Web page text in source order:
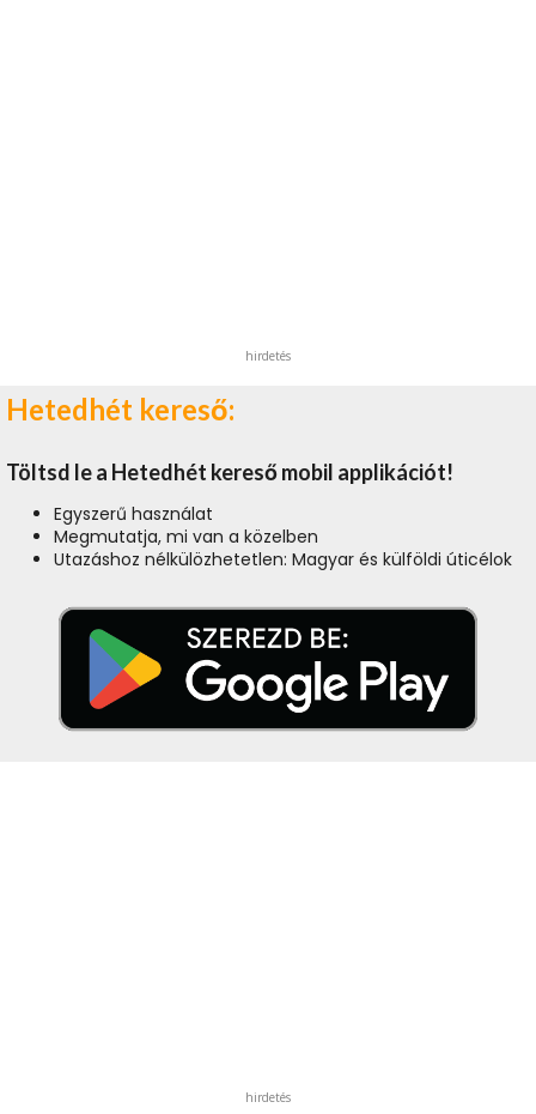
hirdetés
Hetedhét kereső:
Töltsd le a Hetedhét kereső mobil applikációt!
Egyszerű használat
Megmutatja, mi van a közelben
Utazáshoz nélkülözhetetlen: Magyar és külföldi úticélok
hirdetés